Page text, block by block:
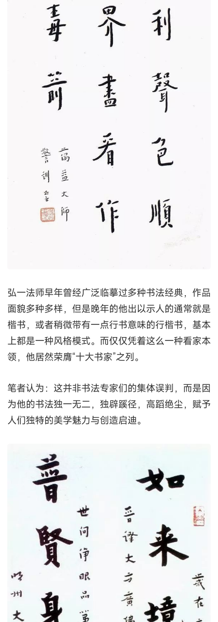
弘一法师早年曾经广泛临摹过多种书法经典，作品
面貌多种多样，但是晚年的他出以示人的通常就是
楷书，或者稍微带有一点行书意味的行楷书，基本
上都是一种风格模式。而仅仅凭着这么一种看家本
领，他居然荣膺“十大书家”之列。
笔者认为：这并非书法专家们的集体误判，而是因
为他的书法独一无二，独辟蹊径，高蹈绝尘，赋予
人们独特的美学魅力与创造启迪。